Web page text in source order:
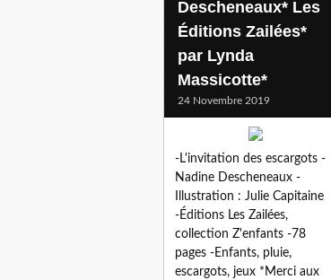
Descheneaux* Les
Éditions Zailées*
par Lynda
Massicotte*
24 Novembre 2019
-L'invitation des escargots -
Nadine Descheneaux -
Illustration : Julie Capitaine
-Éditions Les Zailées,
collection Z'enfants -78
pages -Enfants, pluie,
escargots, jeux *Merci aux